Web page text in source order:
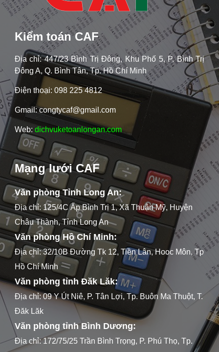
Kiểm toán CAF
Địa chỉ: 447/23 Bình Trị Đông, Khu Phố 5, P. Bình Trị
Đông A, Q. Bình Tân, Tp. Hồ Chí Minh
Điện thoại: 098 225 4812
Gmail: congtycaf@gmail.com
Web: dichvuketoanlongan.com
Mạng lưới CAF
Văn phòng Tỉnh Long An:
Địa chỉ: 125/4C Ấp Bình Trị 1, Xã Thuận Mỹ, Huyện
Châu Thành, Tỉnh Long An
Văn phòng Hồ Chí Minh:
Địa chỉ: 32/10B Đường Tk 12, Tiền Lân, Hooc Môn, Tp
Hồ Chí Minh
Văn phòng tỉnh Đăk Lăk:
Địa chỉ: 09 Y Út Niê, P. Tân Lợi, Tp. Buôn Ma Thuột, T.
Đăk Lăk
Văn phòng tỉnh Bình Dương:
Địa chỉ: 172/75/25 Trần Bình Trọng, P. Phú Thọ, Tp.